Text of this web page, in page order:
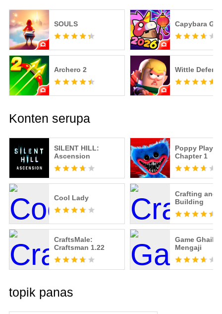
SOULS Capybara Go!
Archero 2 Wittle
Konten serupa
SILENT HILL:
Ascension
Poppy
Chapter 1
Cool Lady
Crafting and
Building
CraftsMale:
Craftsman 1.22
Game Ghaib
Mengaji
topik panas